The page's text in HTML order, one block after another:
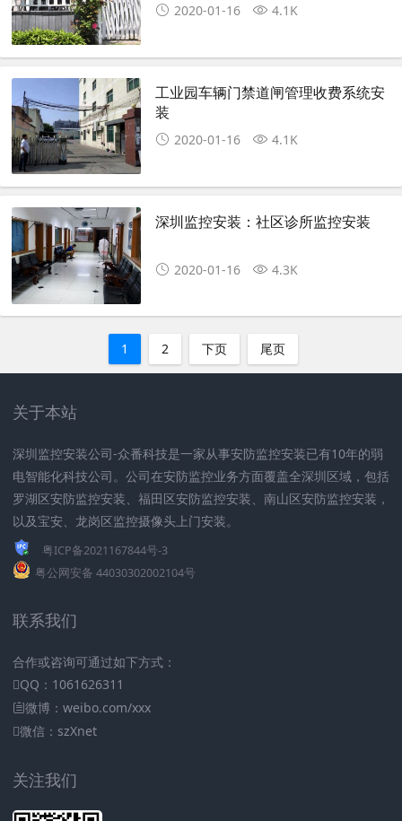
2020-01-16 4.1K
工业园车辆门禁道闸管理收费系统安
装
2020-01-16 4.1K
深圳监控安装：社区诊所监控安装
2020-01-16 4.3K
1 2 下页 尾页
关于本站
深圳监控安装公司-众番科技是一家从事安防监控安装已有10年的弱
电智能化科技公司。公司在安防监控业务方面覆盖全深圳区域，包括
罗湖区安防监控安装、福田区安防监控安装、南山区安防监控安装，
以及宝安、龙岗区监控摄像头上门安装。
粤ICP备2021167844号-3
粤公网安备 44030302002104号
联系我们
合作或咨询可通过如下方式：
QQ：1061626311
微博：weibo.com/xxx
微信：szXnet
关注我们